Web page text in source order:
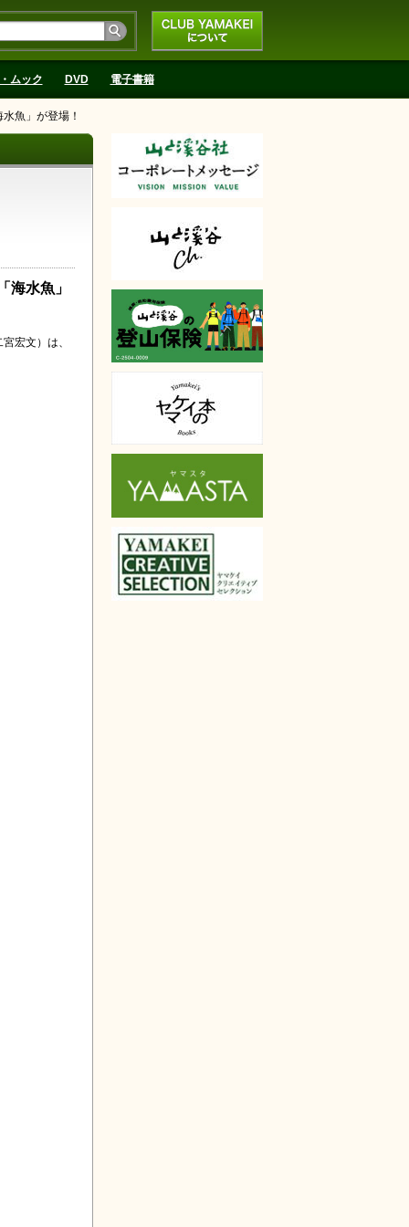
CLUB YAMAKEIにつ
いて
ムック DVD 電子書籍
魚」が登場！
海水魚」
宏文）は、